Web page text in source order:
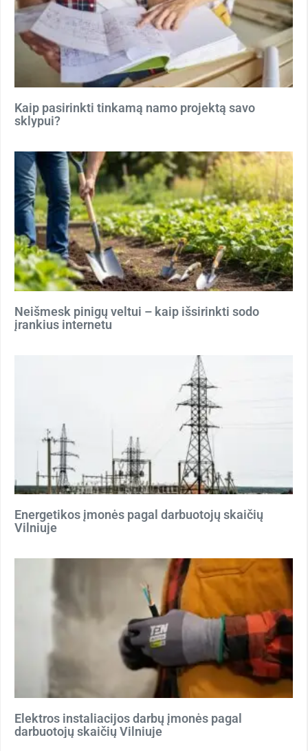
Kaip pasirinkti tinkamą namo projektą savo
sklypui?
Neišmesk pinigų veltui – kaip išsirinkti sodo
įrankius internetu
Energetikos įmonės pagal darbuotojų skaičių
Vilniuje
Elektros instaliacijos darbų įmonės pagal
darbuotojų skaičių Vilniuje